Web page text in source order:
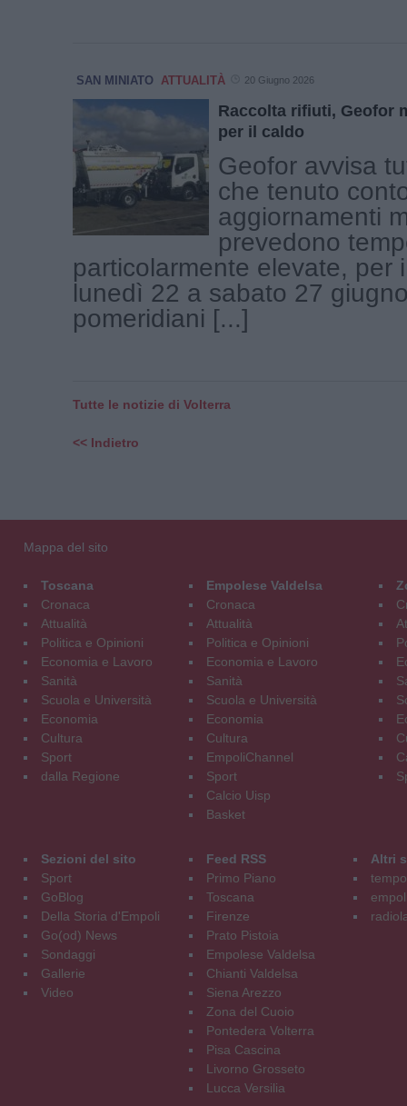
SAN MINIATO ATTUALITÀ 20 Giugno 2026
Raccolta rifiuti, Geofor
per il caldo
Geofor avvisa
che tenuto
aggiornamenti
prevedono
particolarmente elevate, per
lunedì 22 a sabato 27
pomeridiani [...]
Tutte le notizie di Volterra
<< Indietro
Mappa del sito
Toscana
Cronaca
Attualità
Politica e Opinioni
Economia e Lavoro
Sanità
Scuola e Università
Economia
Cultura
Sport
dalla Regione
Empolese Valdelsa
Cronaca
Attualità
Politica e Opinioni
Economia e Lavoro
Sanità
Scuola e Università
Economia
Cultura
EmpoliChannel
Sport
Calcio Uisp
Basket
Sezioni del sito
Sport
GoBlog
Della Storia d'Empoli
Go(od) News
Sondaggi
Gallerie
Video
Feed RSS
Primo Piano
Toscana
Firenze
Prato Pistoia
Empolese Valdelsa
Chianti Valdelsa
Siena Arezzo
Zona del Cuoio
Pontedera Volterra
Pisa Cascina
Livorno Grosseto
Lucca Versilia
Altri